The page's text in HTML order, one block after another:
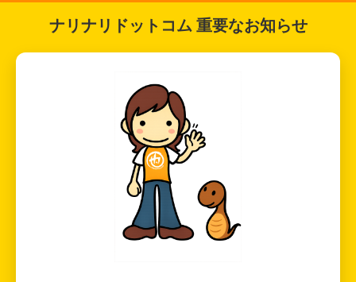
ナリナリドットコム 重要なお知らせ